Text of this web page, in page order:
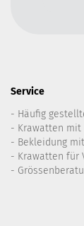
Service
- Häufig
- Krawatten mit
- Bekleidung
- Krawatten für
-